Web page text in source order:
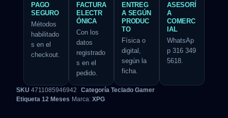
PAGO
SEGURO
Métodos
habilitado
s en el
checkout.
FACTURA
ELECTR
ÓNICA
Con los
datos
registrado
s en el
pedido.
ENTREG
A SEGÚN
PRODUC
TO
Física o
digital,
según la
ficha.
ASESORÍ
A
COMERC
IAL
WhatsAp
p 316 349
5618.
SKU 4711085946942 Categoría Teclado Gamer
Etiqueta 12 Meses Marca: XPG